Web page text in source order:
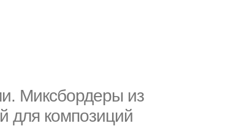
Миксбордеры из
для композиций